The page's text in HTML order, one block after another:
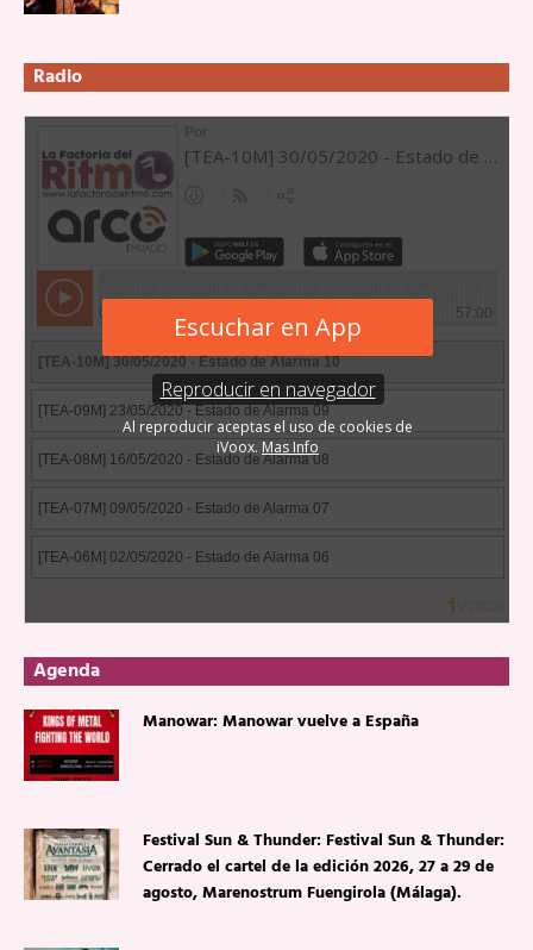
Radio
Agenda
Manowar: Manowar vuelve a España
Festival Sun & Thunder: Festival Sun & Thunder:
Cerrado el cartel de la edición 2026, 27 a 29 de
agosto, Marenostrum Fuengirola (Málaga).